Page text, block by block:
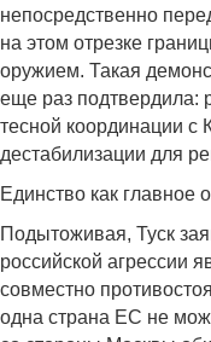
непосредственно
на этом отрезке
оружием. Такая
еще раз подтвердила:
тесной координации с
дестабилизации для
Единство как главное
Подытоживая, Туск
российской агрессии
совместно
одна страна ЕС не